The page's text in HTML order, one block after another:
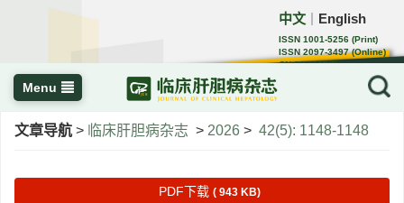
中文 English
ISSN 1001-5256 (Print)
ISSN 2097-3497 (Online)
CN 22-1108/R
Menu
文章导航 > 临床肝胆病杂志 > 2026 > 42(5): 1148-1148
PDF下载 ( 943 KB)